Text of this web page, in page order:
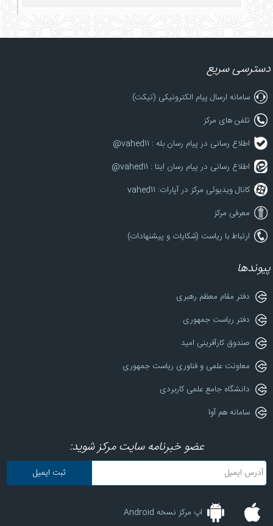
دسترسی سریع
سامانه ارسال پیام الکترونیکی (تیکت)
تلفن های مرکز
اطلاع رسانی در پیام رسان بله : vahed11@
اطلاع رسانی در پیام رسان ایتا : vahed11@
کانال ویدیوئی مرکز در آپارات: vahed11
معرفی مرکز
ارتباط با ریاست (شکایات و پیشنهادات)
پیوندها
دفتر مقام معظم رهبری
دفتر ریاست جمهوری
صندوق کارآفرینی امید
معاونت علمی و فناوری ریاست جمهوری
دانشگاه جامع علمی کاربردی
سامانه هم آوا
عضو خبرنامه سایت مرکز شوید:
اپ مرکز نسخه Android